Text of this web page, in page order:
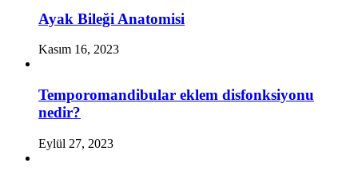
Ayak Bileği Anatomisi
Kasım 16, 2023
Temporomandibular eklem disfonksiyonu
nedir?
Eylül 27, 2023